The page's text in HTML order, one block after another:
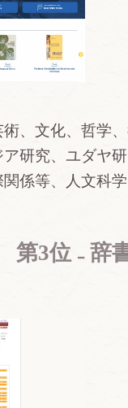
、文化、哲学
研究、ユダヤ研
係等、人文科
3位 ₋ 辞